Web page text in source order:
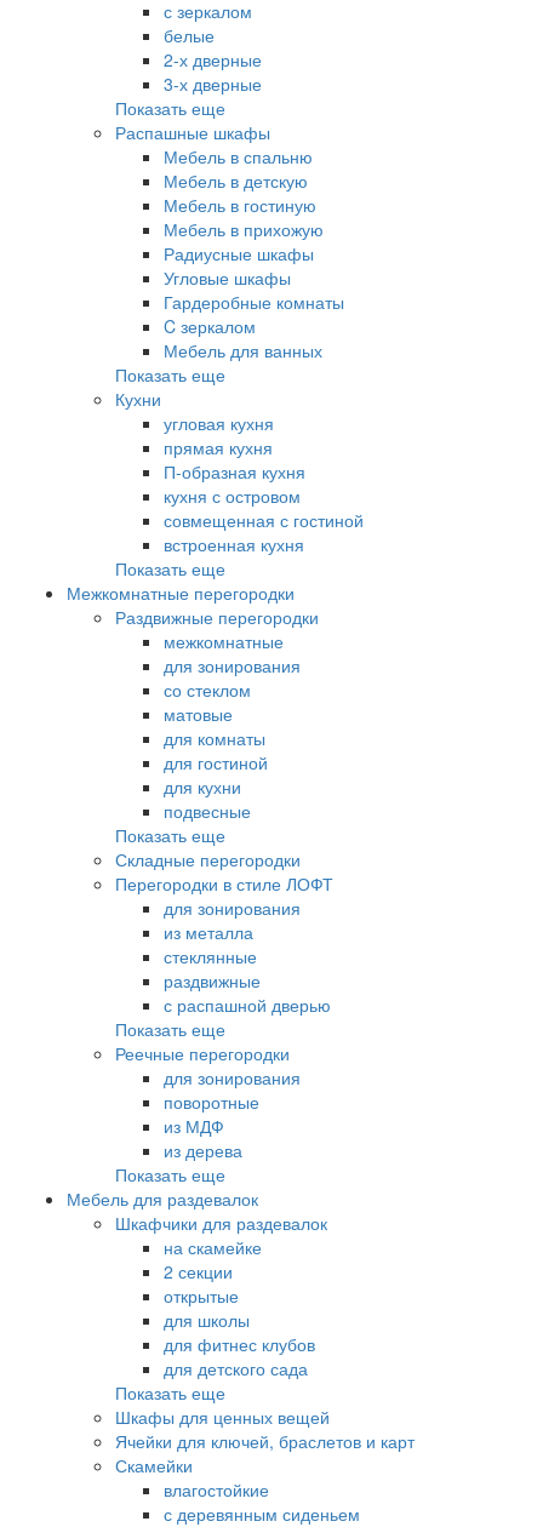
с зеркалом
белые
2-х дверные
3-х дверные
Показать еще
Распашные шкафы
Мебель в спальню
Мебель в детскую
Мебель в гостиную
Мебель в прихожую
Радиусные шкафы
Угловые шкафы
Гардеробные комнаты
C зеркалом
Мебель для ванных
Показать еще
Кухни
угловая кухня
прямая кухня
П-образная кухня
кухня с островом
совмещенная с гостиной
встроенная кухня
Показать еще
Межкомнатные перегородки
Раздвижные перегородки
межкомнатные
для зонирования
со стеклом
матовые
для комнаты
для гостиной
для кухни
подвесные
Показать еще
Складные перегородки
Перегородки в стиле ЛОФТ
для зонирования
из металла
стеклянные
раздвижные
с распашной дверью
Показать еще
Реечные перегородки
для зонирования
поворотные
из МДФ
из дерева
Показать еще
Мебель для раздевалок
Шкафчики для раздевалок
на скамейке
2 секции
открытые
для школы
для фитнес клубов
для детского сада
Показать еще
Шкафы для ценных вещей
Ячейки для ключей, браслетов и карт
Скамейки
влагостойкие
с деревянным сиденьем